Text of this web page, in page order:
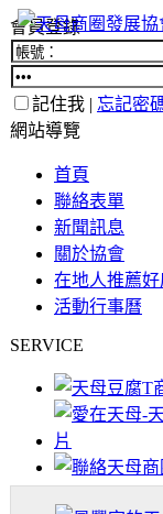
會員登錄
記住我 | 忘記密
網站導覽
首頁
聯絡表單
新聞訊息
關於協會
在地人推薦好
活動行事曆
SERVICE